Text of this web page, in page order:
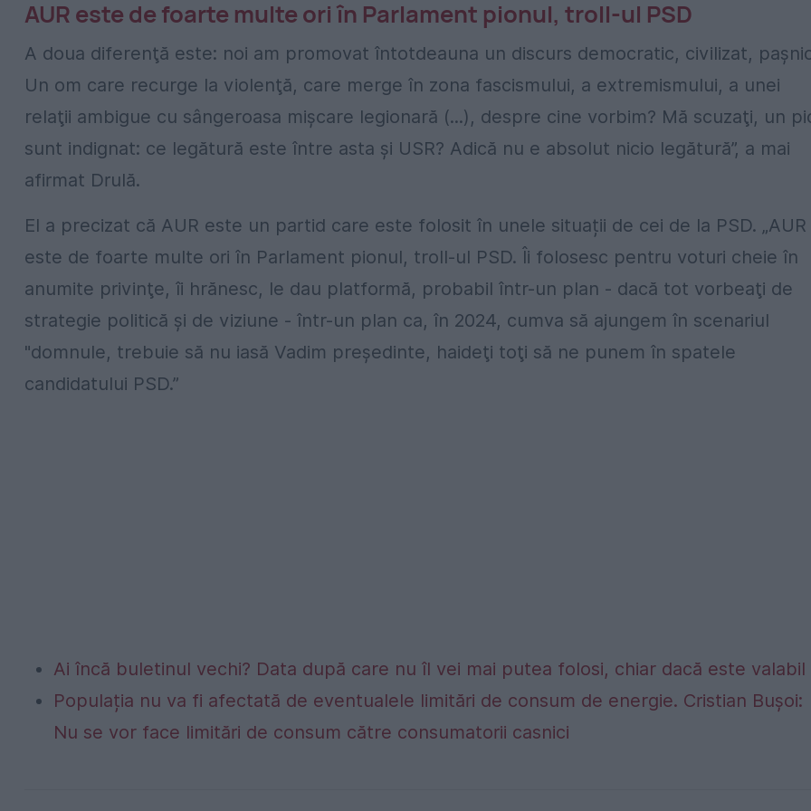
AUR este de foarte multe ori în Parlament pionul, troll-ul PSD
A doua diferenţă este: noi am promovat întotdeauna un discurs democratic, civilizat,
Un om care recurge la violenţă, care merge în zona fascismului, a extremismului, a unei
relaţii ambigue cu sângeroasa mişcare legionară (...), despre cine vorbim? Mă scuzaţi, un
sunt indignat: ce legătură este între asta şi USR? Adică nu e absolut nicio legătură”, a mai
afirmat Drulă.
El a precizat că AUR este un partid care este folosit în unele situații de cei de la PSD. „AUR
este de foarte multe ori în Parlament pionul, troll-ul PSD. Îi folosesc pentru voturi cheie în
anumite privinţe, îi hrănesc, le dau platformă, probabil într-un plan - dacă tot vorbeaţi de
strategie politică şi de viziune - într-un plan ca, în 2024, cumva să ajungem în scenariul
"domnule, trebuie să nu iasă Vadim preşedinte, haideţi toţi să ne punem în spatele
candidatului PSD.”
Ai încă buletinul vechi? Data după care nu îl vei mai putea folosi, chiar dacă este valabil
Populația nu va fi afectată de eventualele limitări de consum de energie. Cristian Bușoi:
Nu se vor face limitări de consum către consumatorii casnici